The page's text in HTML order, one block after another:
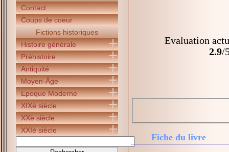
Contact
Coups de coeur
Fictions historiques
Histoire générale
Préhistoire
Antiquité
Moyen-Âge
Epoque Moderne
XIXè siècle
XXè siècle
XXIè siècle
Evaluation
2.9/
Fiche du livre